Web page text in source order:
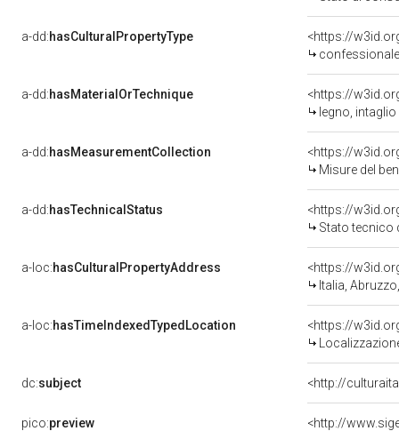
a-dd:hasCulturalPropertyType
<https://
confessionale
a-dd:hasMaterialOrTechnique
<https://
legno, intaglio
a-dd:hasMeasurementCollection
<https://
Misure del
a-dd:hasTechnicalStatus
<https://
Stato tecnico
a-loc:hasCulturalPropertyAddress
<https://
Italia,
a-loc:hasTimeIndexedTypedLocation
<https://
dc:subject <http://
pico:preview <http://